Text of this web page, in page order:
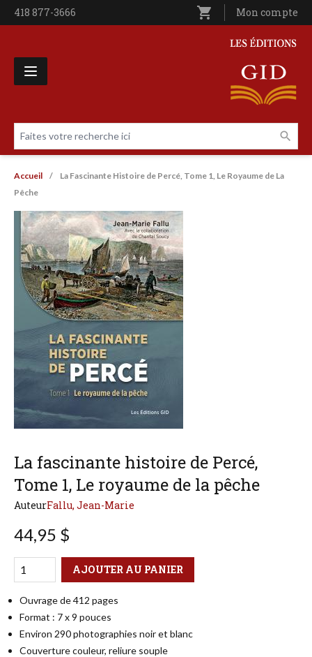
Aller au contenu principal
Téléphone
418 877-3666 shopping_cart Utilisateur
Mon compte
Les Éditions GID
Faites votre recherche ici
Livres par page
Fil d'Ariane
Accueil
La Fascinante Histoire de Percé, Tome 1, Le Royaume de La
Pêche
La fascinante histoire de Percé,
Tome 1, Le royaume de la pêche
AuteurFallu, Jean-Marie
44,95 $
Qté
Format AJOUTER AU PANIER
Ouvrage de 412 pages
Format : 7 x 9 pouces
Environ 290 photographies noir et blanc
Couverture couleur, reliure souple